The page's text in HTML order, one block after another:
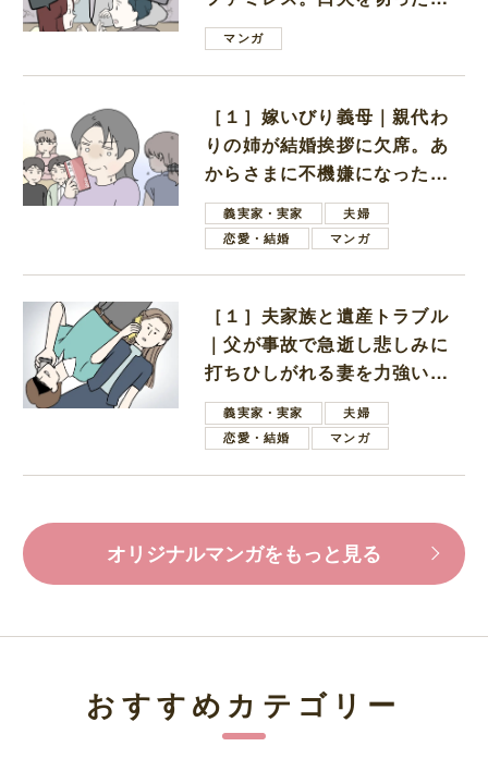
は電車好きの男の子ママ
マンガ
［１］嫁いびり義母｜親代わ
りの姉が結婚挨拶に欠席。あ
からさまに不機嫌になった義
母義実家・実家
夫婦
恋愛・結婚
マンガ
［１］夫家族と遺産トラブル
｜父が事故で急逝し悲しみに
打ちひしがれる妻を力強い言
葉で励ます夫
義実家・実家
夫婦
恋愛・結婚
マンガ
オリジナルマンガをもっと見る
おすすめカテゴリー